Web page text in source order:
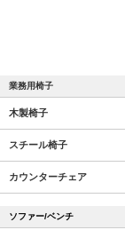
業務用椅子
木製椅子
スチール椅子
カウンターチェア
ソファー/ベンチ